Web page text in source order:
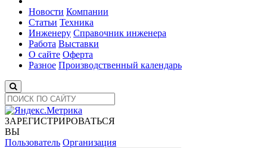
Новости Компании
Статьи Техника
Инженеру Справочник инженера
Работа Выставки
О сайте Оферта
Разное Производственный календарь
ЗАРЕГИСТРИРОВАТЬСЯ
ВЫ
Пользователь Организация